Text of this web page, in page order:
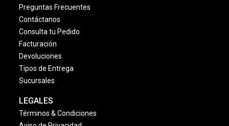
Preguntas Frecuentes
Contáctanos
Consulta tu Pedido
Facturación
Devoluciones
Tipos de Entrega
Sucursales
LEGALES
Términos & Condiciones